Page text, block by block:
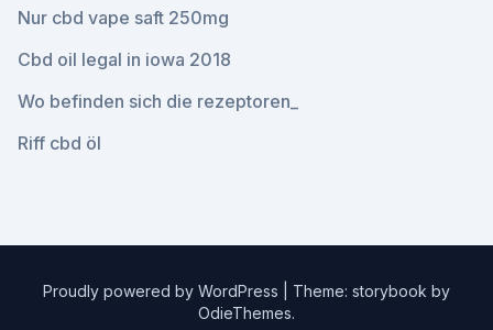
Nur cbd vape saft 250mg
Cbd oil legal in iowa 2018
Wo befinden sich die rezeptoren_
Riff cbd öl
Proudly powered by WordPress
Theme: storybook by
OdieThemes.